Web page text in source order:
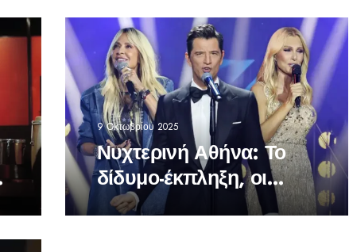
9 Οκτωβρίου 2025
Νυχτερινή Αθήνα: Το
δίδυμο-έκπληξη, οι
συμπράξεις των